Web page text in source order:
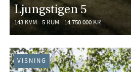
Ljungstigen 5
143 KVM 5 RUM 14 750 000 KR
VISNING